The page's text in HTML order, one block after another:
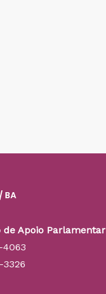
BA
de Apoio Parlamentar
4063
3326